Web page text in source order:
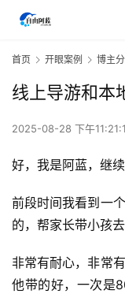
首页 开眼案例 博主
线上导游和本
2025-08-28 下午
好，我是阿蓝，继
前段时间我看到一
的，帮家长带小孩
非常有耐心，非常
他带的好，一次是